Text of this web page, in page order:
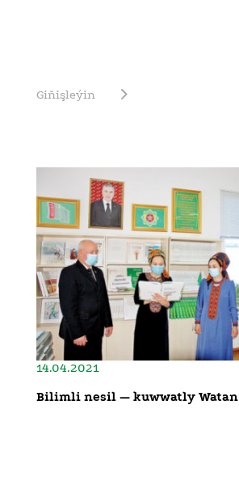
Giňişleýin
14.04.2021
Bilimli nesil — kuwwatly Watan